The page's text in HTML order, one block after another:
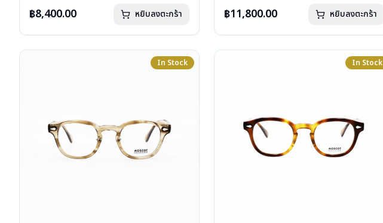
฿8,400.00 หยิบลงตะกร้า ฿11,800.00 หยิบลงตะกร้า
In Stock In Stock